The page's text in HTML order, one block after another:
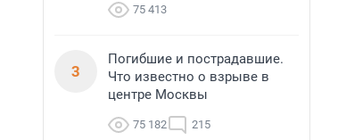
75 413
3
Погибшие и пострадавшие.
Что известно о взрыве в
центре Москвы
75 182 215